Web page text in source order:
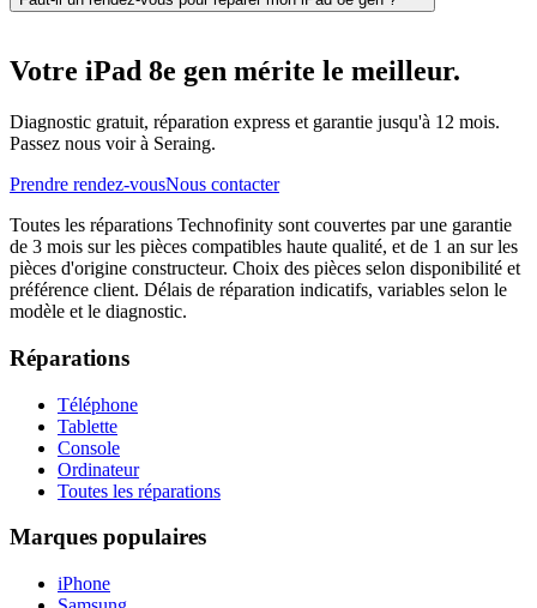
Votre iPad 8e gen mérite le meilleur.
Diagnostic gratuit, réparation express et garantie jusqu'à 12 mois.
Passez nous voir à Seraing.
Prendre rendez-vousNous contacter
Toutes les réparations Technofinity sont couvertes par une garantie
de 3 mois sur les pièces compatibles haute qualité, et de 1 an sur les
pièces d'origine constructeur. Choix des pièces selon disponibilité et
préférence client. Délais de réparation indicatifs, variables selon le
modèle et le diagnostic.
Réparations
Téléphone
Tablette
Console
Ordinateur
Toutes les réparations
Marques populaires
iPhone